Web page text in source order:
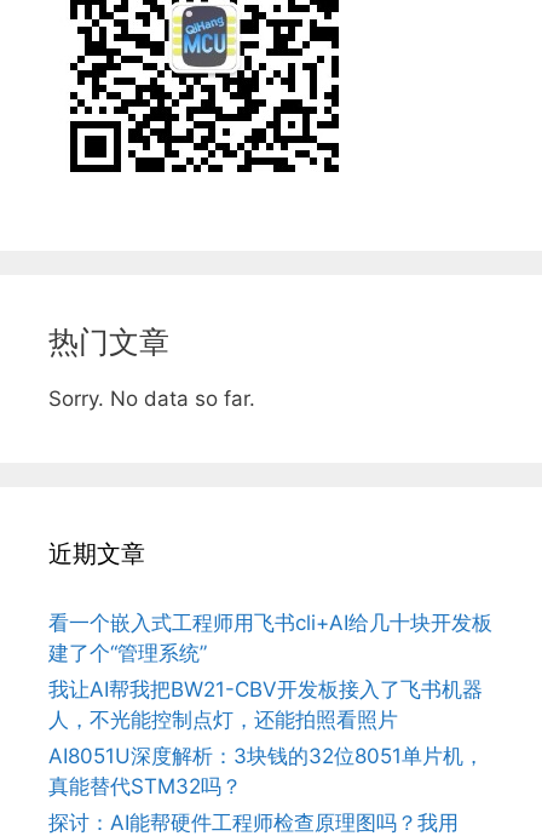
热门文章
Sorry. No data so far.
近期文章
看一个嵌入式工程师用飞书cli+AI给几十块开发板
建了个“管理系统”
我让AI帮我把BW21-CBV开发板接入了飞书机器
人，不光能控制点灯，还能拍照看照片
AI8051U深度解析：3块钱的32位8051单片机，
真能替代STM32吗？
探讨：AI能帮硬件工程师检查原理图吗？我用